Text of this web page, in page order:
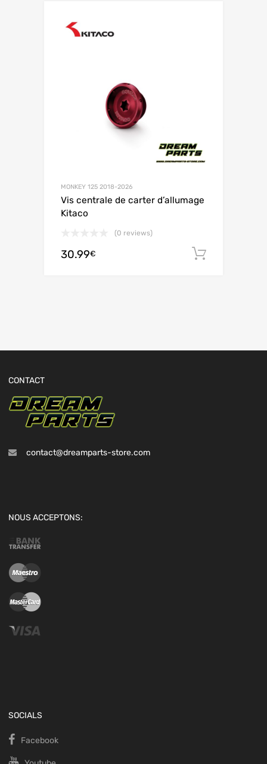
MONKEY 125 2018-2026
Vis centrale de carter d’allumage
Kitaco
(0 reviews)
30.99€
CONTACT
contact@dreamparts-store.com
NOUS ACCEPTONS:
SOCIALS
Facebook